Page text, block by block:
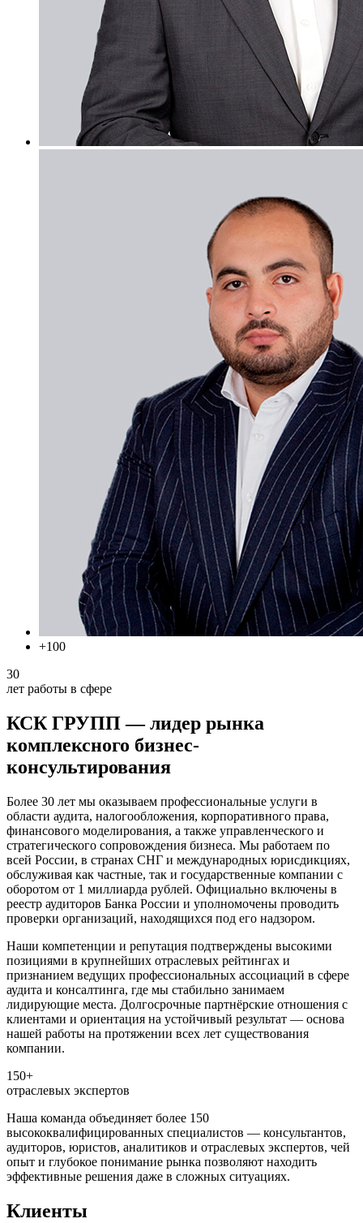
+100
30
лет работы в сфере
КСК ГРУПП — лидер рынка
комплексного бизнес-
консультирования
Более 30 лет мы оказываем профессиональные услуги в
области аудита, налогообложения, корпоративного права,
финансового моделирования, а также управленческого и
стратегического сопровождения бизнеса. Мы работаем по
всей России, в странах СНГ и международных юрисдикциях,
обслуживая как частные, так и государственные компании с
оборотом от 1 миллиарда рублей. Официально включены в
реестр аудиторов Банка России и уполномочены проводить
проверки организаций, находящихся под его надзором.
Наши компетенции и репутация подтверждены высокими
позициями в крупнейших отраслевых рейтингах и
признанием ведущих профессиональных ассоциаций в сфере
аудита и консалтинга, где мы стабильно занимаем
лидирующие места. Долгосрочные партнёрские отношения с
клиентами и ориентация на устойчивый результат — основа
нашей работы на протяжении всех лет существования
компании.
150+
отраслевых экспертов
Наша команда объединяет более 150
высококвалифицированных специалистов — консультантов,
аудиторов, юристов, аналитиков и отраслевых экспертов, чей
опыт и глубокое понимание рынка позволяют находить
эффективные решения даже в сложных ситуациях.
Клиенты